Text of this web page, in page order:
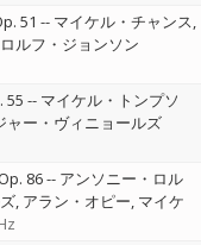
51 -- マイケル・チャンス
ルフ・ジョンソン
55 -- マイケル・トンプソ
ャー・ヴィニョールズ
86-- アンソニー・ロル
アラン・オピー マイケ